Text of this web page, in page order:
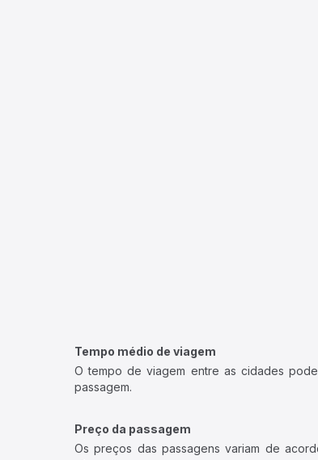
Tempo médio de viagem
O tempo de viagem entre as cidades
passagem.
Preço da passagem
Os preços das passagens variam de